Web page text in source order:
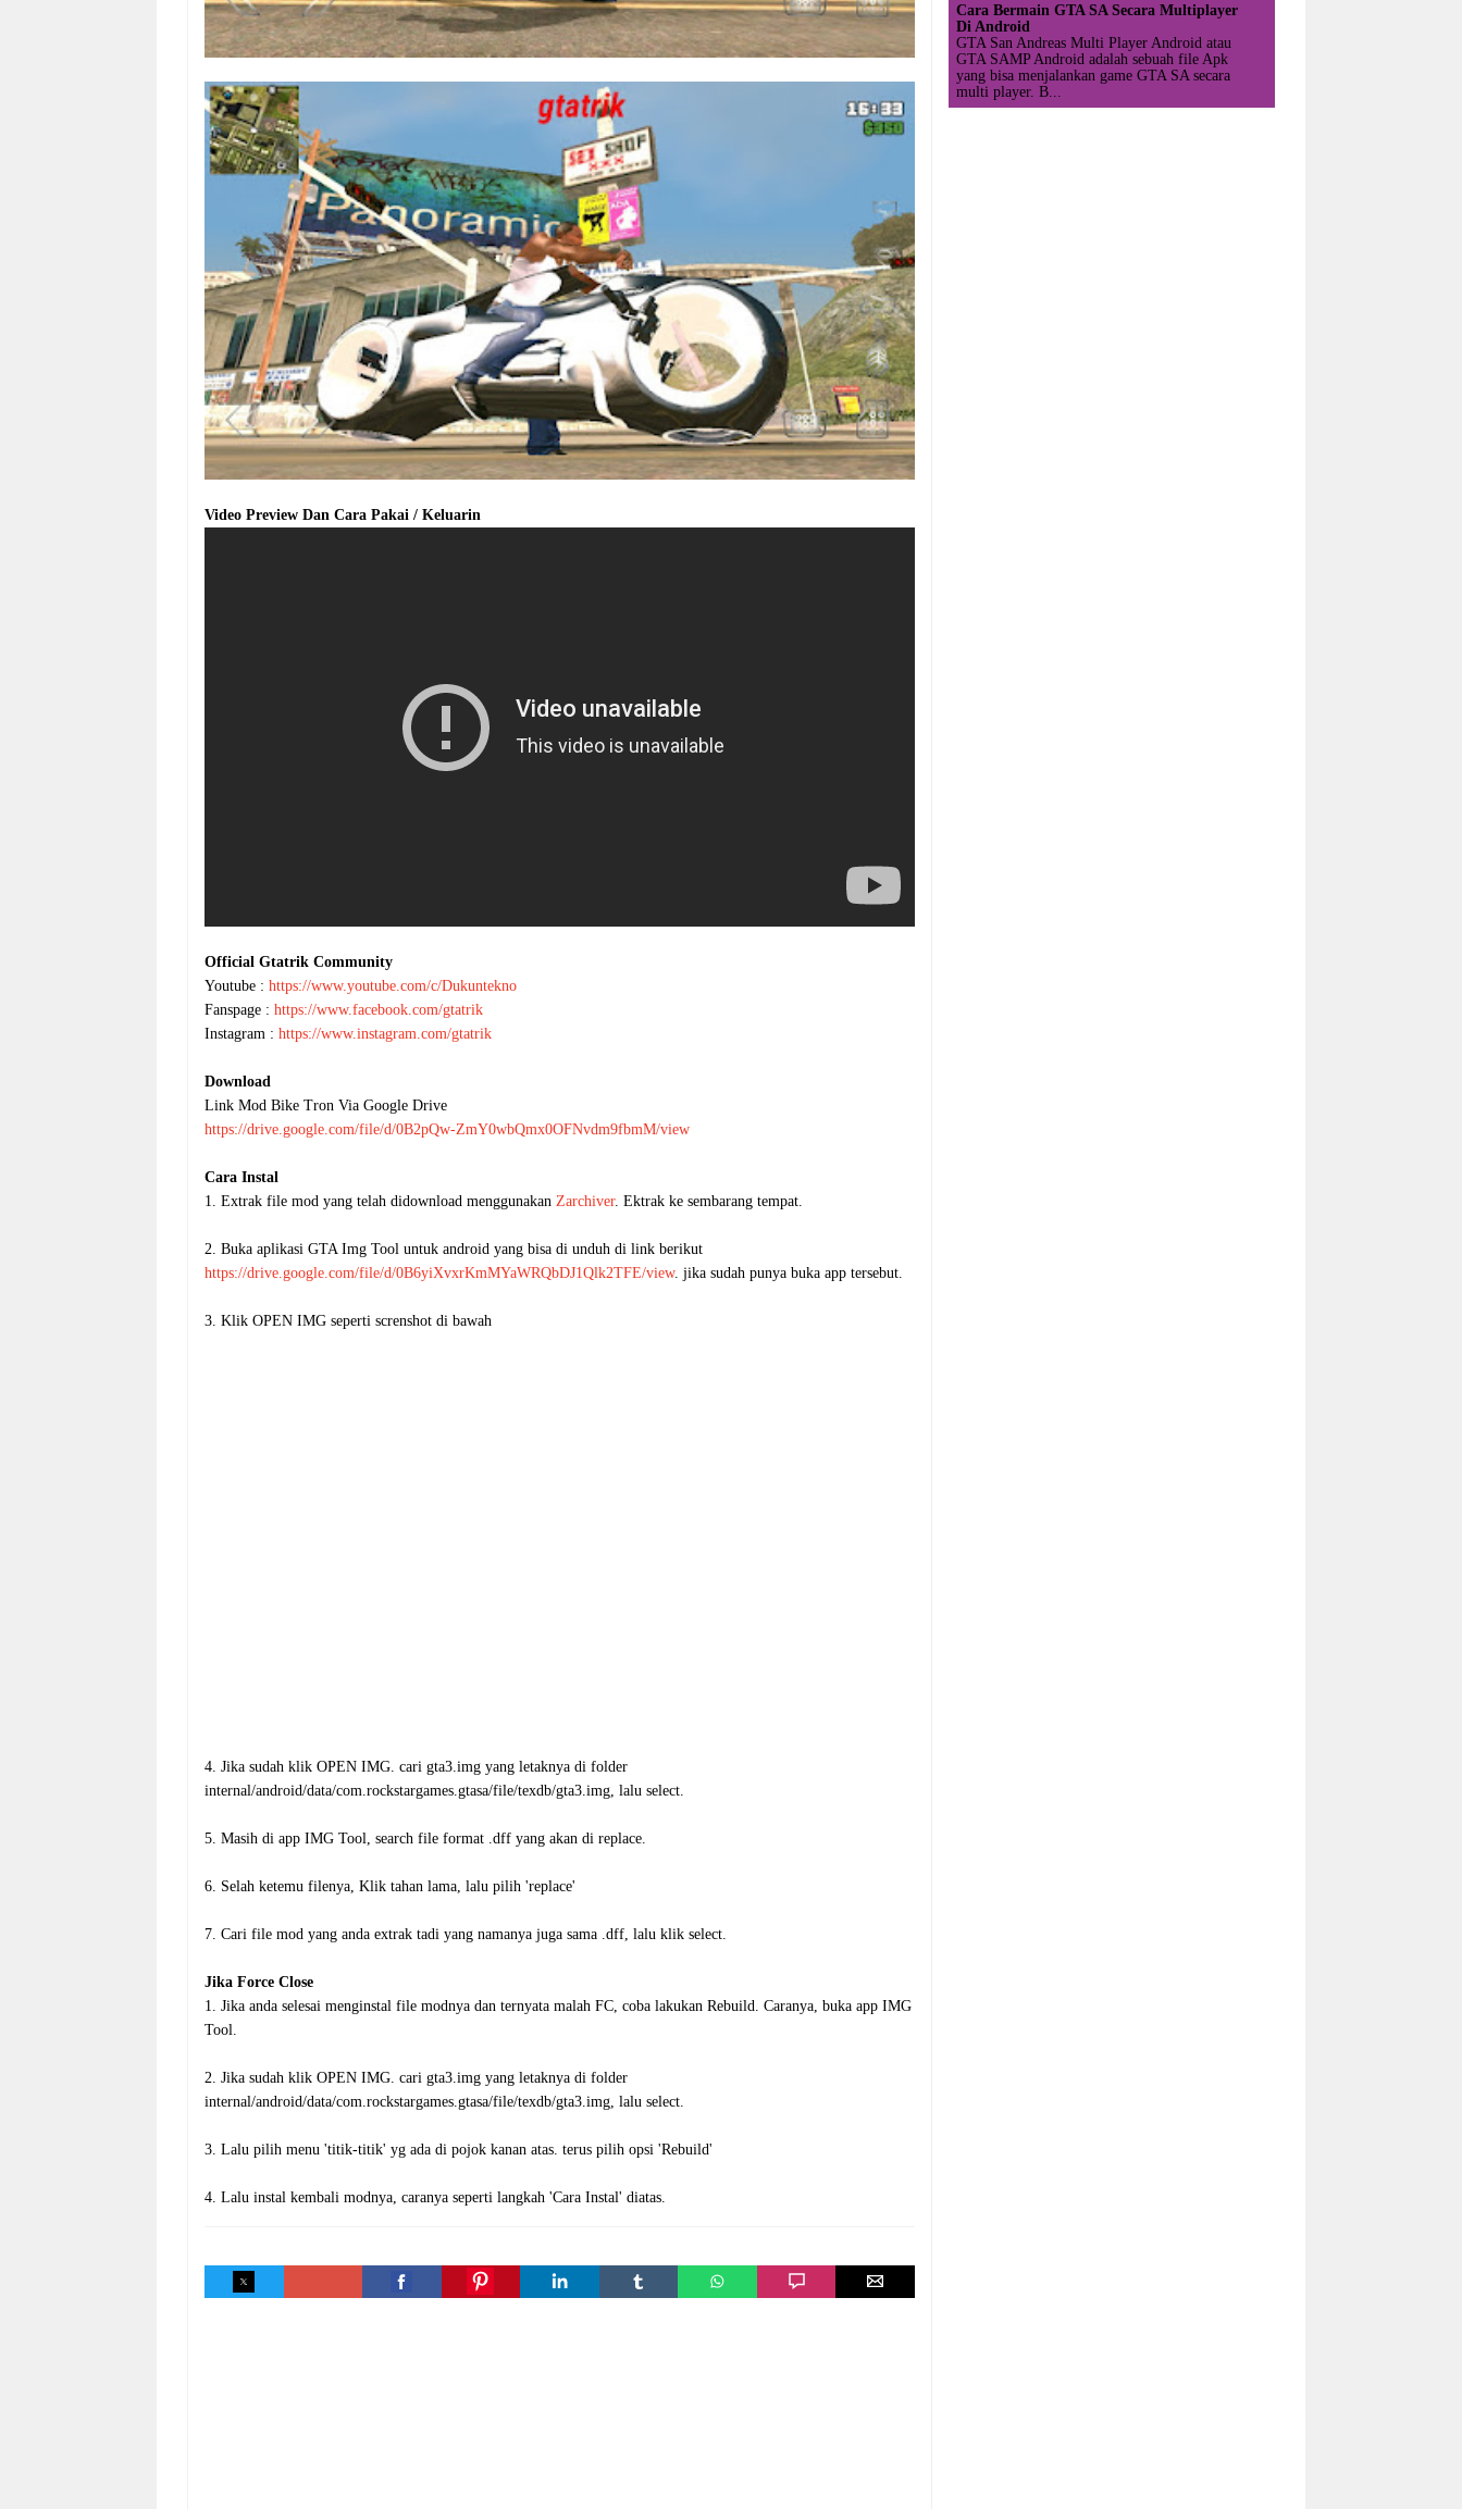
Video Preview Dan Cara Pakai / Keluarin
Official Gtatrik Community
Youtube : https://www.youtube.com/c/Dukuntekno
Fanspage : https://www.facebook.com/gtatrik
Instagram : https://www.instagram.com/gtatrik
Download
Link Mod Bike Tron Via Google Drive
https://drive.google.com/file/d/0B2pQw-ZmY0wbQmx0OFNvdm9fbmM/view
Cara Instal
1. Extrak file mod yang telah didownload menggunakan Zarchiver. Ektrak ke sembarang tempat.
2. Buka aplikasi GTA Img Tool untuk android yang bisa di unduh di link berikut
https://drive.google.com/file/d/0B6yiXvxrKmMYaWRQbDJ1Qlk2TFE/view. jika sudah punya buka app tersebut.
3. Klik OPEN IMG seperti screnshot di bawah
4. Jika sudah klik OPEN IMG. cari gta3.img yang letaknya di folder
internal/android/data/com.rockstargames.gtasa/file/texdb/gta3.img, lalu select.
5. Masih di app IMG Tool, search file format .dff yang akan di replace.
6. Selah ketemu filenya, Klik tahan lama, lalu pilih 'replace'
7. Cari file mod yang anda extrak tadi yang namanya juga sama .dff, lalu klik select.
Jika Force Close
1. Jika anda selesai menginstal file modnya dan ternyata malah FC, coba lakukan Rebuild. Caranya, buka app IMG
Tool.
2. Jika sudah klik OPEN IMG. cari gta3.img yang letaknya di folder
internal/android/data/com.rockstargames.gtasa/file/texdb/gta3.img, lalu select.
3. Lalu pilih menu 'titik-titik' yg ada di pojok kanan atas. terus pilih opsi 'Rebuild'
4. Lalu instal kembali modnya, caranya seperti langkah 'Cara Instal' diatas.
Cara Bermain GTA SA Secara Multiplayer
Di Android
GTA San Andreas Multi Player Android atau
GTA SAMP Android adalah sebuah file Apk
yang bisa menjalankan game GTA SA secara
multi player. B...